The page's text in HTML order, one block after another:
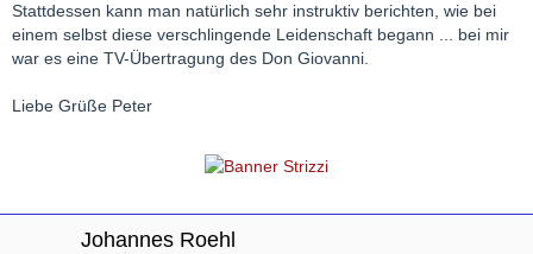
Stattdessen kann man natürlich sehr instruktiv berichten, wie bei
einem selbst diese verschlingende Leidenschaft begann ... bei mir
war es eine TV-Übertragung des Don Giovanni.
Liebe Grüße Peter
Johannes Roehl